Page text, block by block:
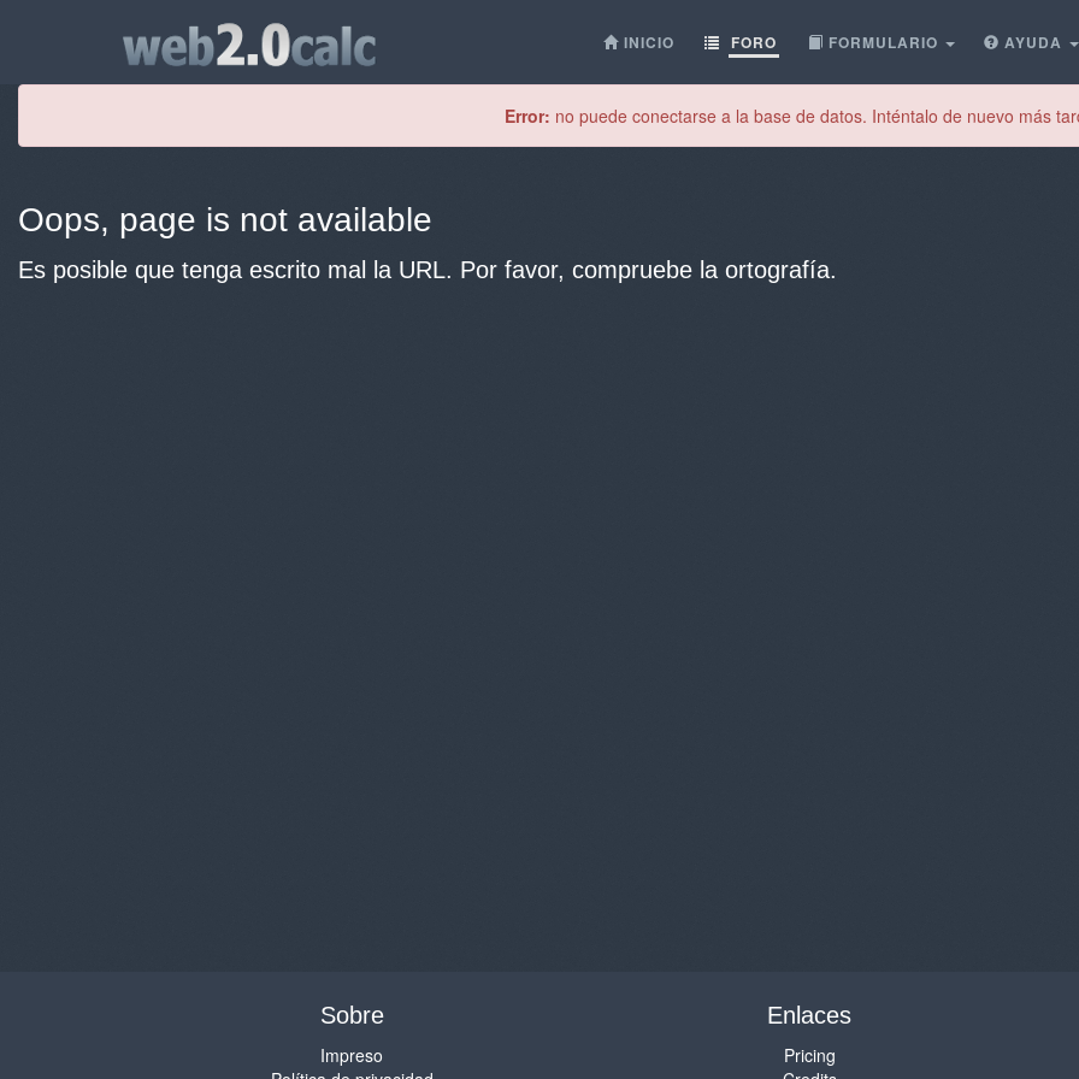
INICIO FORO FORMULARIO AYUDA
Error: no puede conectarse a la base de datos. Inténtalo de nuevo más
Oops, page is not available
Es posible que tenga escrito mal la URL. Por favor, compruebe la ortografía.
Sobre
Impreso
Enlaces
Pricing